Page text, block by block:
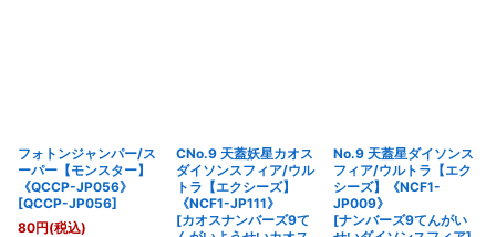
フォトンジャンパー/ス
ーパー【モンスター】
《QCCP-JP056》
[QCCP-JP056]
80円(税込)
CNo.9 天蓋妖星カオス
ダイソンスフィア/ウル
トラ【エクシーズ】
《NCF1-JP111》
[カオスナンバーズ9て
No.9 天蓋星ダイソンス
フィア/ウルトラ【エク
シーズ】《NCF1-
JP009》
[ナンバーズ9てんがい